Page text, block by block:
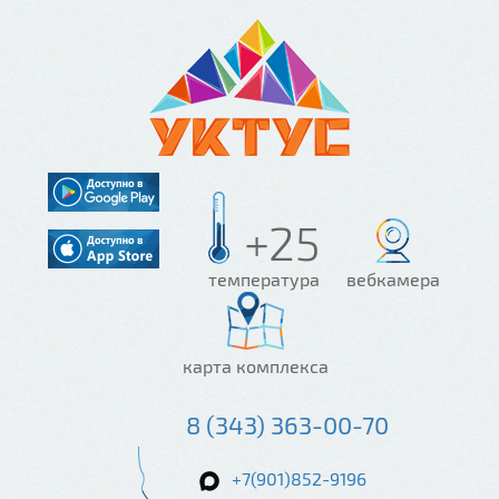
+25
температура вебкамера
карта комплекса
8 (343) 363-00-70
+7(901)852-9196